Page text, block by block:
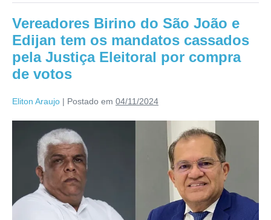
Vereadores Birino do São João e
Edijan tem os mandatos cassados
pela Justiça Eleitoral por compra
de votos
Eliton Araujo | Postado em 04/11/2024